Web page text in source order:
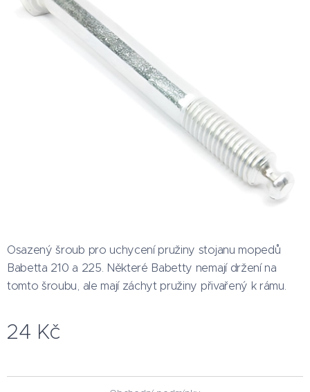
Osazený šroub pro uchycení pružiny stojanu mopedů
Babetta 210 a 225. Některé Babetty nemají držení na
tomto šroubu, ale mají záchyt pružiny přivařený k rámu.
24 Kč